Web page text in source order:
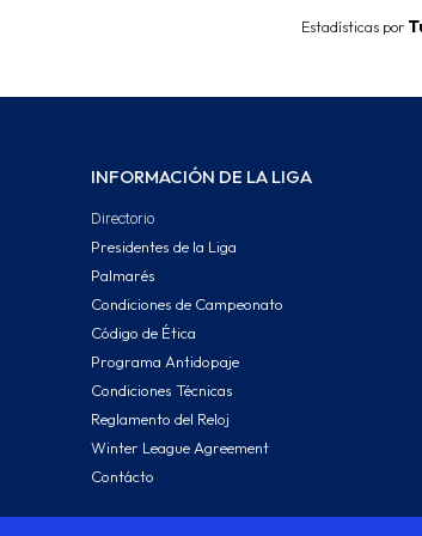
Estadísticas por
INFORMACIÓN DE LA LIGA
Directorio
Presidentes de la Liga
Palmarés
Condiciones de Campeonato
Código de Ética
Programa Antidopaje
Condiciones Técnicas
Reglamento del Reloj
Winter League Agreement
Contácto